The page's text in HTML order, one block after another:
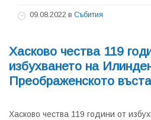
09.08.2022 в Събития
Хасково чества 119
избухването на
Преображенското
Хасково чества 119 години от